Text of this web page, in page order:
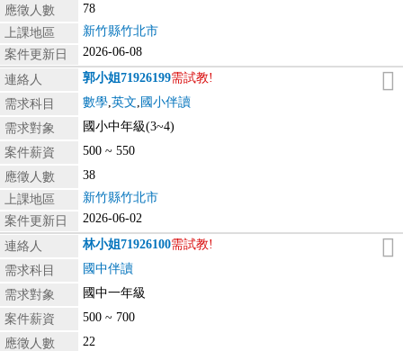
應徵人數
78
上課地區
新竹縣竹北市
案件更新日
2026-06-08
連絡人 郭小姐71926199需試教!
需求科目
數學 英文 國小伴讀
需求對象
國小中年級(3~4)
案件薪資
500 ~ 550
應徵人數
38
上課地區
新竹縣竹北市
案件更新日
2026-06-02
連絡人 林小姐71926100需試教!
需求科目
國中伴讀
需求對象
國中一年級
案件薪資
500 ~ 700
應徵人數
22